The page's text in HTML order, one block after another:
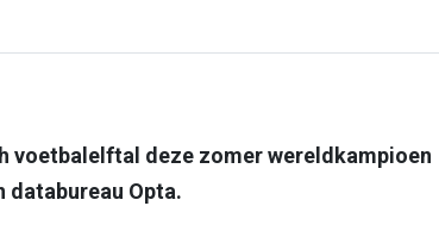
voetbalelftal deze zomer wereldkampioen
Opta.